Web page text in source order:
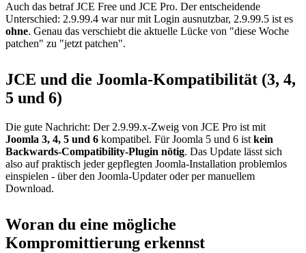
Auch das betraf JCE Free und JCE Pro. Der entscheidende
Unterschied: 2.9.99.4 war nur mit Login ausnutzbar, 2.9.99.5 ist es
ohne. Genau das verschiebt die aktuelle Lücke von "diese Woche
patchen" zu "jetzt patchen".
JCE und die Joomla-Kompatibilität (3, 4,
5 und 6)
Die gute Nachricht: Der 2.9.99.x-Zweig von JCE Pro ist mit
Joomla 3, 4, 5 und 6 kompatibel. Für Joomla 5 und 6 ist kein
Backwards-Compatibility-Plugin nötig. Das Update lässt sich
also auf praktisch jeder gepflegten Joomla-Installation problemlos
einspielen - über den Joomla-Updater oder per manuellem
Download.
Woran du eine mögliche
Kompromittierung erkennst